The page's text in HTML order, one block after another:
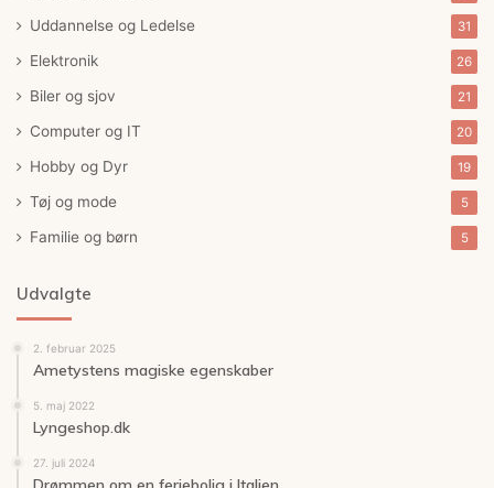
Uddannelse og Ledelse 31
Elektronik 26
Biler og sjov 21
Computer og IT 20
Hobby og Dyr 19
Tøj og mode 5
Familie og børn 5
Udvalgte
2. februar 2025
Ametystens magiske egenskaber
5. maj 2022
Lyngeshop.dk
27. juli 2024